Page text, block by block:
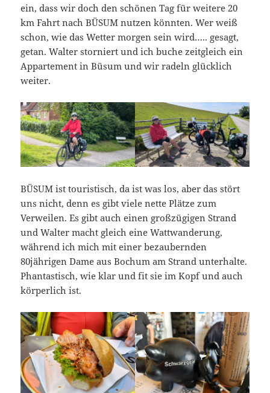
ein, dass wir doch den schönen Tag für weitere 20
km Fahrt nach BÜSUM nutzen könnten. Wer weiß
schon, wie das Wetter morgen sein wird….. gesagt,
getan. Walter storniert und ich buche zeitgleich ein
Appartement in Büsum und wir radeln glücklich
weiter.
BÜSUM ist touristisch, da ist was los, aber das stört
uns nicht, denn es gibt viele nette Plätze zum
Verweilen. Es gibt auch einen großzügigen Strand
und Walter macht gleich eine Wattwanderung,
während ich mich mit einer bezaubernden
80jährigen Dame aus Bochum am Strand unterhalte.
Phantastisch, wie klar und fit sie im Kopf und auch
körperlich ist.